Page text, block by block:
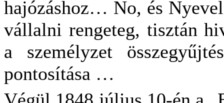
hajózáshoz… No, és
vállalni rengeteg, tisztán
a személyzet
pontosítása …